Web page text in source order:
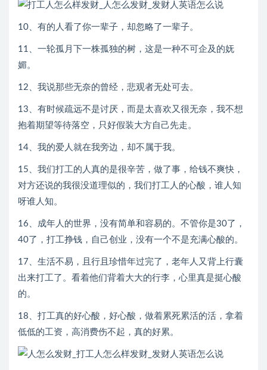
10、有的人看了你一辈子，却忽略了一辈子。
11、一轮孤月下一株孤独的树，这是一种不可企及的妩
媚。
12、我说那些无奈的曾经，悲观者无处可去。
13、有时候疏远不是讨厌，而是太喜欢又很无奈，我不想
抱着期望等待落空，只好假装大方自己先走。
14、我的爱人就在我旁边，却不属于我。
15、我们打工的人真的是很辛苦，做了事，给钱不爽快，
对方还说的我很没道理似的，我们打工人的心酸，谁人知
呀谁人知。
16、成年人的世界，没有简单和容易的。不管你是30了，
40了，打工挣钱，自己创业，没有一个不是充满心酸的。
17、生活不易，且行且珍惜年过完了，老年人又背上行囊
出来打工了。看着他们背着大大的行李，心里真是挺心酸
的。
18、打工真的好心酸，好心酸，做着累死累活的活，拿着
低低的工资，高消费伤不起，真的好累。